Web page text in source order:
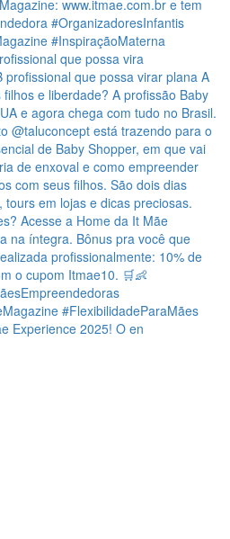
que possa vira
Experience 2025! O en